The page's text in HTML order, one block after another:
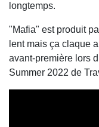
longtemps.
"Mafia" est produit
lent mais ça claque
avant-première lors
Summer 2022 de